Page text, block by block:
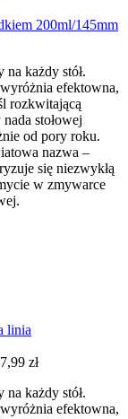
200ml/145mm
każdy stół.
efektowna,
rozkwitającą
stołowej
od pory roku.
nazwa –
się niezwykłą
w zmywarce
zł
każdy stół.
efektowna,